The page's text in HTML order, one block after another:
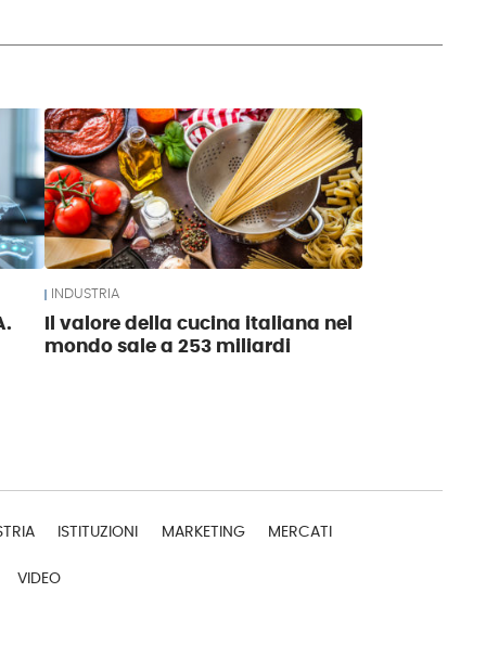
INDUSTRIA
Il valore della cucina italiana nel
mondo sale a 253 miliardi
ISTITUZIONI MARKETING MERCATI
VIDEO